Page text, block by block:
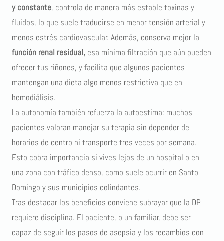
y constante, controla de manera más estable toxinas y
fluidos, lo que suele traducirse en menor tensión arterial y
menos estrés cardiovascular. Además, conserva mejor la
función renal residual, esa mínima filtración que aún pueden
ofrecer tus riñones, y facilita que algunos pacientes
mantengan una dieta algo menos restrictiva que en
hemodiálisis.
La autonomía también refuerza la autoestima: muchos
pacientes valoran manejar su terapia sin depender de
horarios de centro ni transporte tres veces por semana.
Esto cobra importancia si vives lejos de un hospital o en
una zona con tráfico denso, como suele ocurrir en Santo
Domingo y sus municipios colindantes.
Tras destacar los beneficios conviene subrayar que la DP
requiere disciplina. El paciente, o un familiar, debe ser
capaz de seguir los pasos de asepsia y los recambios con